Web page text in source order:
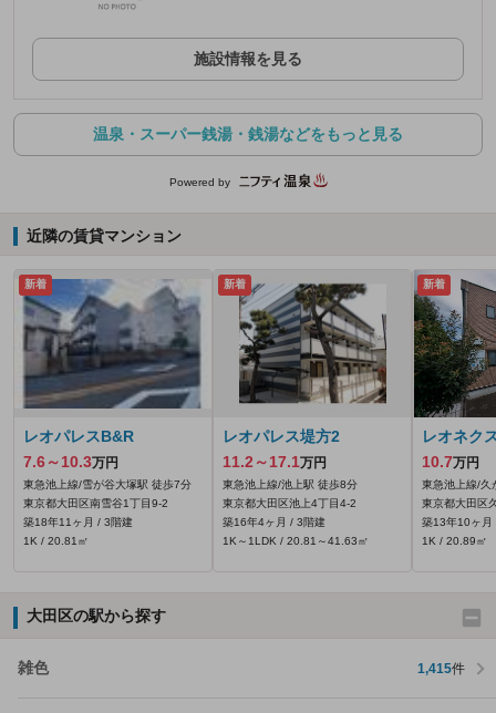
施設情報を見る
温泉・スーパー銭湯・銭湯などをもっと見る
Powered by
近隣の賃貸マンション
新着
レオパレスB&R
7.6～10.3万円
東急池上線/雪が谷大塚駅 徒歩7分
東京都大田区南雪谷1丁目9-2
築18年11ヶ月 / 3階建
1K / 20.81㎡
新着
レオパレス堤方2
11.2～17.1万円
東急池上線/池上駅 徒歩8分
東京都大田区池上4丁目4-2
築16年4ヶ月 / 3階建
1K～1LDK / 20.81～41.63㎡
新着
レオネク
10.7万円
東急池上線/久
東京都大田区
築13年10ヶ月
1K / 20.89㎡
大田区の駅から探す
雑色 1,415件